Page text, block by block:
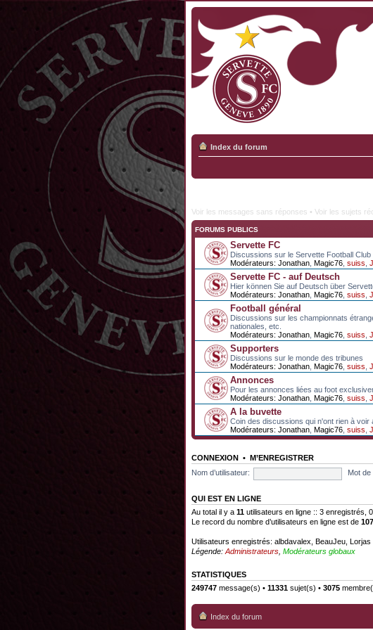
Index du forum
Voir les messages sans réponses • Voir les sujets
FORUMS PUBLICS
Servette FC
Discussions sur le Servette Football Club
Modérateurs: Jonathan Magic76 suiss
Servette FC - auf Deutsch
Hier können Sie auf Deutsch über
Modérateurs: Jonathan Magic76 suiss
Football général
Discussions sur les championnats
nationales, etc.
Modérateurs: Jonathan Magic76 suiss
Supporters
Discussions sur le monde des tribunes
Modérateurs: Jonathan Magic76 suiss
Annonces
Pour les annonces liées au foot
Modérateurs: Jonathan Magic76 suiss
A la buvette
Coin des discussions qui n'ont rien à voir
Modérateurs: Jonathan Magic76 suiss
CONNEXION • M’ENREGISTRER
Nom d’utilisateur:
Mot de
QUI EST EN LIGNE
Au total il y a 11 utilisateurs en ligne :: 3 enregistrés,
Le record du nombre d’utilisateurs en ligne est de
Utilisateurs enregistrés: albdavalex BeauJeu Lorjas
Légende: Administrateurs Modérateurs globaux
STATISTIQUES
249747 message(s) • 11331 sujet(s) • 3075
Index du forum